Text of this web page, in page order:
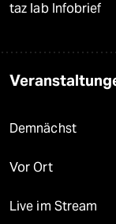
taz lab Infobrief
Demnächst
Vor Ort
Live im Stream